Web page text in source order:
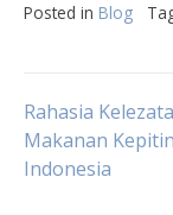
Posted in Blog
Post
Rahasia
Makanan
Indonesia